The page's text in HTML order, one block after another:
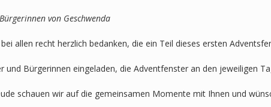
von Geschwenda
allen recht herzlich bedanken, die ein Teil dieses ersten
und Bürgerinnen eingeladen, die Adventfenster an den jeweiligen
schauen wir auf die gemeinsamen Momente mit Ihnen und